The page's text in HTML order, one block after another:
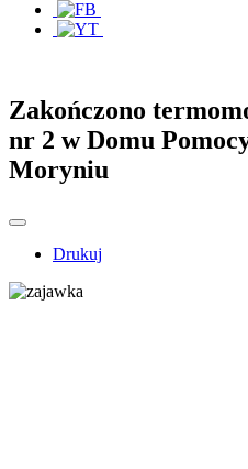
Zakończono
nr 2 w Domu
Moryniu
Drukuj